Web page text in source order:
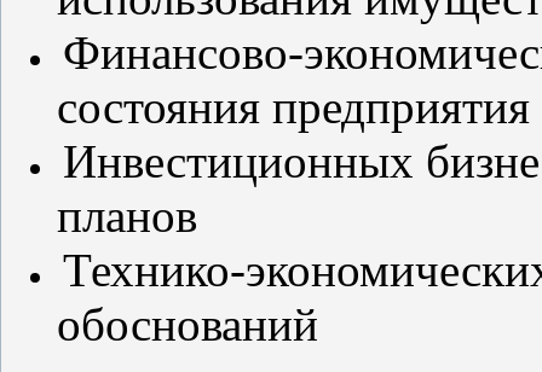
Финансово-
состояния предприятия
Инвестиционных
планов
Технико-
обоснований